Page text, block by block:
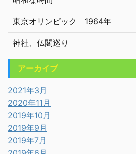
東京オリンピック 1964年
神社、仏閣巡り
アーカイブ
2021年3月
2020年11月
2019年10月
2019年9月
2019年7月